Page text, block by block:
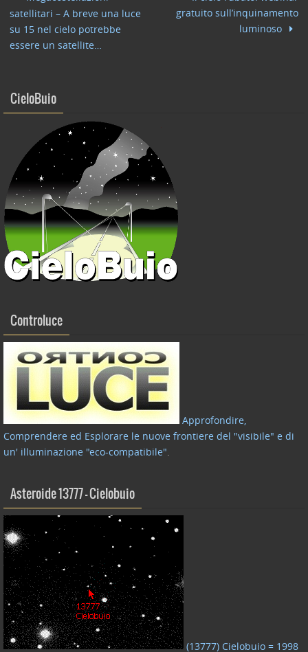
o
o
k
n
satellitari – A breve una luce
su 15 nel cielo potrebbe
essere un satellite…
gratuito sull’inquinamento
luminoso
CieloBuio
Controluce
Approfondire,
Comprendere ed Esplorare le nuove frontiere del "visibile" e di
un' illuminazione "eco-compatibile".
Asteroide 13777 – Cielobuio
(13777) Cielobuio = 1998